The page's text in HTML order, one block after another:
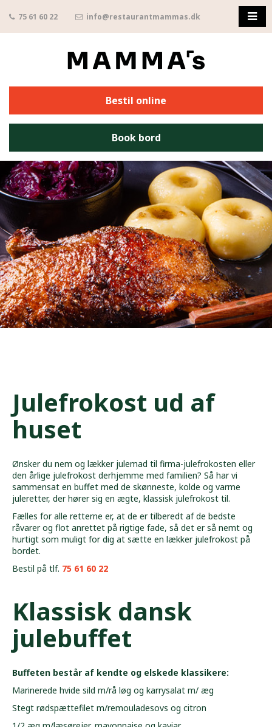
75 61 60 22 info@restaurantmammas.dk
Bestil online
Book bord
Julefrokost ud af
huset
Ønsker du nem og lækker julemad til firma-julefrokosten eller
den årlige julefrokost derhjemme med familien? Så har vi
sammensat en buffet med de skønneste, kolde og varme
juleretter, der hører sig en ægte, klassisk julefrokost til.
Fælles for alle retterne er, at de er tilberedt af de bedste
råvarer og flot anrettet på rigtige fade, så det er så nemt og
hurtigt som muligt for dig at sætte en lækker julefrokost på
bordet.
Bestil på tlf. 75 61 60 22
Klassisk dansk
julebuffet
Buffeten består af kendte og elskede klassikere:
Marinerede hvide sild m/rå løg og karrysalat m/ æg
Stegt rødspættefilet m/remouladesovs og citron